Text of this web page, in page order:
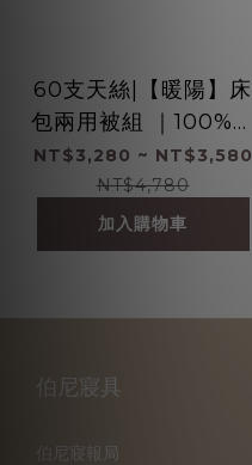
60支天絲|【暖陽】床
包兩用被組 ｜100%萊
賽爾纖維
NT$3,280 ~ NT$3,580
NT$4,780
加入購物車
伯尼寢具
伯尼寢報局